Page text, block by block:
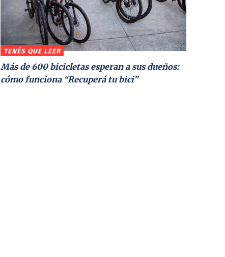
TENÉS QUE LEER
Más de 600 bicicletas esperan a sus dueños:
cómo funciona “Recuperá tu bici”